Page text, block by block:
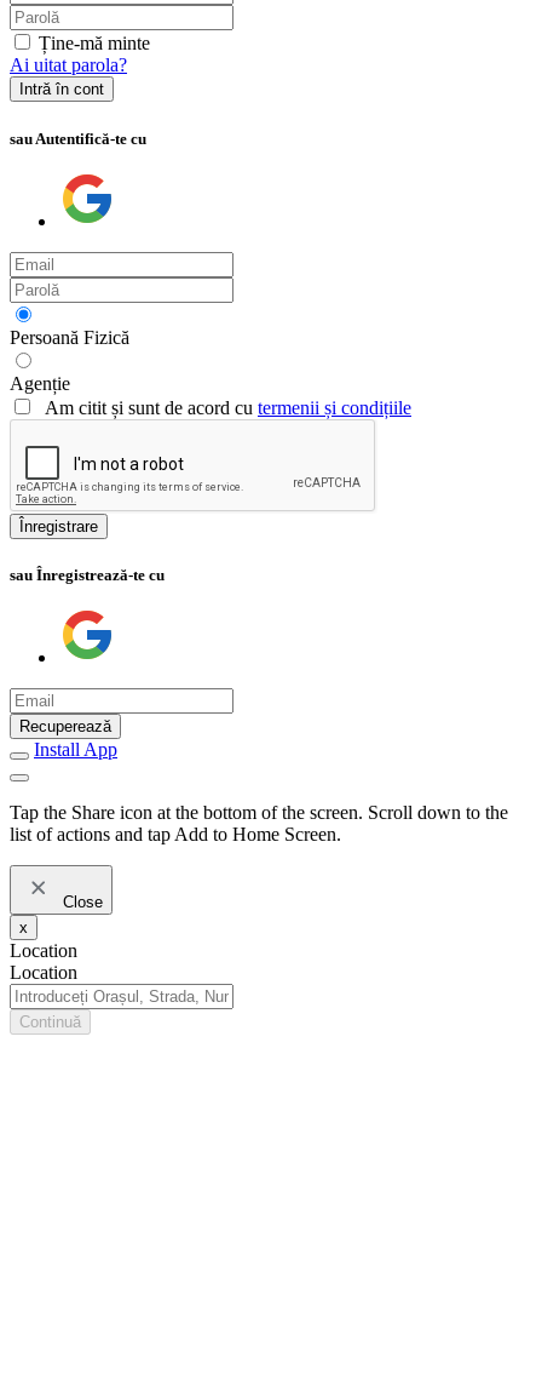
Ține-mă minte
Ai uitat parola?
Intră în cont
sau Autentifică-te cu
Persoană Fizică
Agenție
Am citit și sunt de acord cu termenii și condițiile
Înregistrare
sau Înregistrează-te cu
Recuperează
Install App
Tap the Share icon at the bottom of the screen. Scroll down to the
list of actions and tap Add to Home Screen.
Close
x
Location
Location
Continuă